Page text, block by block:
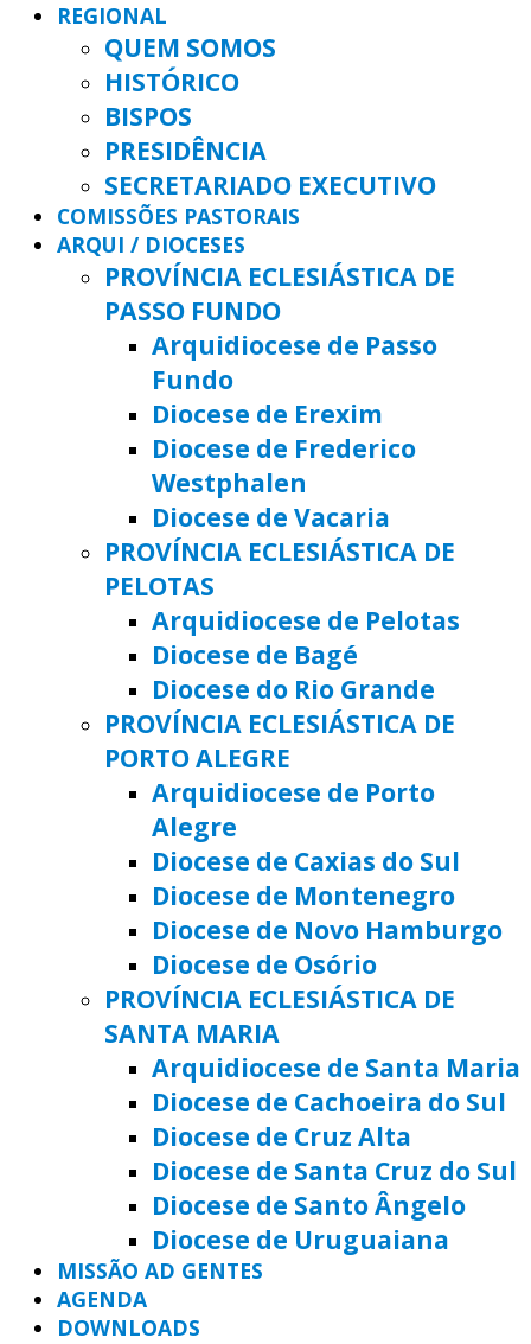
REGIONAL
QUEM SOMOS
HISTÓRICO
BISPOS
PRESIDÊNCIA
SECRETARIADO EXECUTIVO
COMISSÕES PASTORAIS
ARQUI / DIOCESES
PROVÍNCIA ECLESIÁSTICA DE
PASSO FUNDO
Arquidiocese de Passo
Fundo
Diocese de Erexim
Diocese de Frederico
Westphalen
Diocese de Vacaria
PROVÍNCIA ECLESIÁSTICA DE
PELOTAS
Arquidiocese de Pelotas
Diocese de Bagé
Diocese do Rio Grande
PROVÍNCIA ECLESIÁSTICA DE
PORTO ALEGRE
Arquidiocese de Porto
Alegre
Diocese de Caxias do Sul
Diocese de Montenegro
Diocese de Novo Hamburgo
Diocese de Osório
PROVÍNCIA ECLESIÁSTICA DE
SANTA MARIA
Arquidiocese de Santa Maria
Diocese de Cachoeira do Sul
Diocese de Cruz Alta
Diocese de Santa Cruz do Sul
Diocese de Santo Ângelo
Diocese de Uruguaiana
MISSÃO AD GENTES
AGENDA
DOWNLOADS